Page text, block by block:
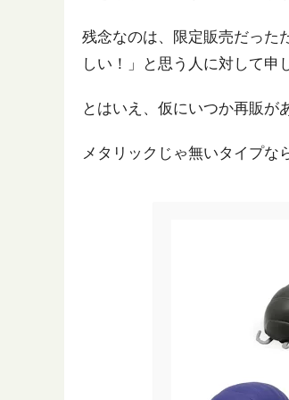
残念なのは、限定販売だった
しい！」と思う人に対して申
とはいえ、仮にいつか再販が
メタリックじゃ無いタイプな